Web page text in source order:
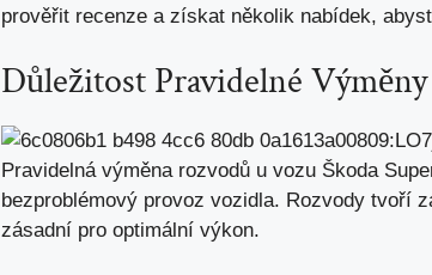
prověřit recenze a získat několik nabídek,
Důležitost Pravidelné
Pravidelná výměna rozvodů u vozu Škoda
bezproblémový provoz vozidla. Rozvody tvoří
zásadní pro optimální výkon.